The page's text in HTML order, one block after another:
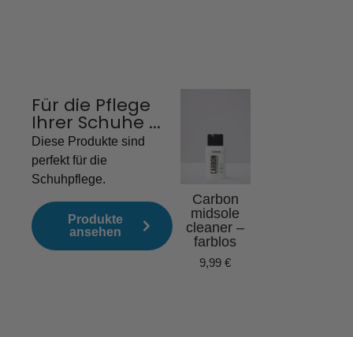
Für die Pflege
Ihrer Schuhe ...
Diese Produkte sind
perfekt für die
Schuhpflege.
Produkte
ansehen
Carbon
midsole
cleaner –
farblos
9,99€